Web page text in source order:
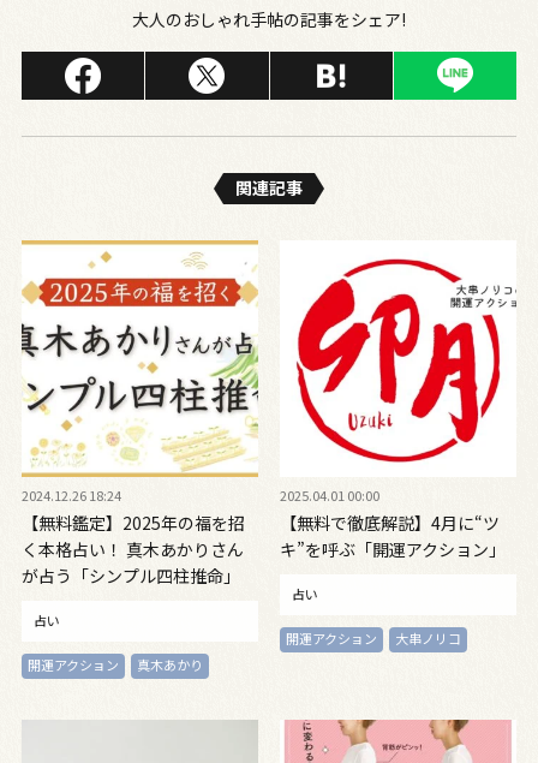
大人のおしゃれ手帖の記事をシェア!
関連記事
2024.12.26 18:24
【無料鑑定】2025年の福を招
く本格占い！ 真木あかりさん
が占う「シンプル四柱推命」
占い
開運アクション 真木あかり
2025.04.01 00:00
【無料で徹底解説】4月に“ツ
キ”を呼ぶ「開運アクション」
占い
開運アクション 大串ノリコ